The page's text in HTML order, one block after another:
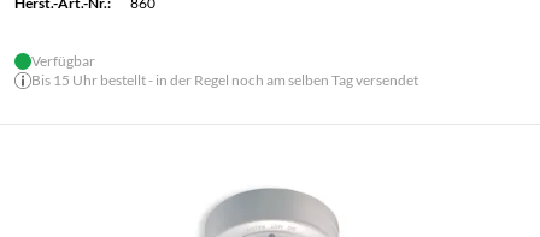
Verfügbar
Bis 15 Uhr bestellt - in der Regel noch am selben Tag versendet